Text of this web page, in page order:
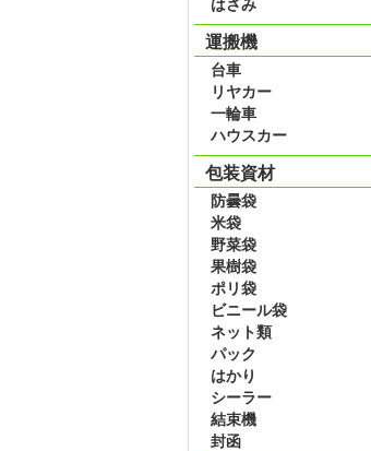
はさみ
運搬機
台車
リヤカー
一輪車
ハウスカー
包装資材
防曇袋
米袋
野菜袋
果樹袋
ポリ袋
ビニール袋
ネット類
パック
はかり
シーラー
結束機
封函